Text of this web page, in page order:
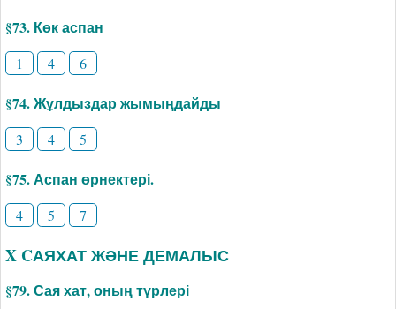
§73. Көк аспан
1 4 6
§74. Жұлдыздар жымыңдайды
3 4 5
§75. Аспан өрнектері.
4 5 7
X CАЯХАТ ЖӘНЕ ДЕМАЛЫС
§79. Сая хат, оның түрлері